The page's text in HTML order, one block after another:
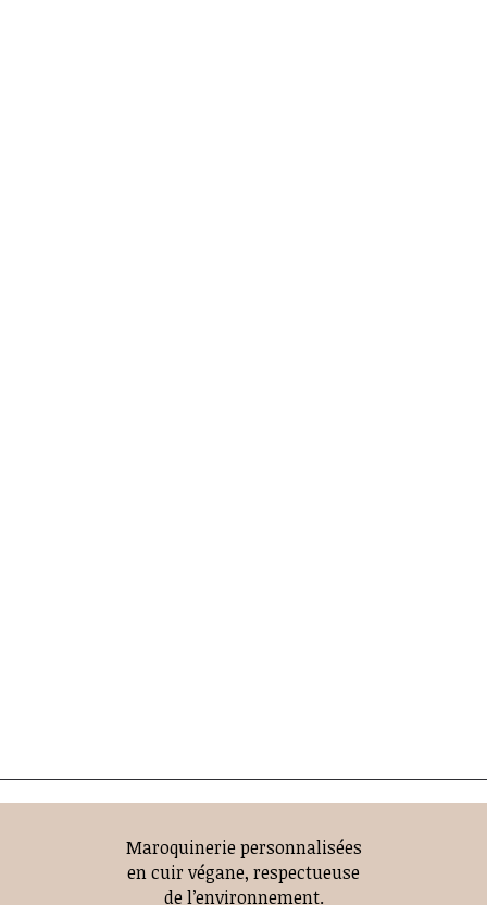
Maroquinerie personnalisées
en cuir végane, respectueuse
de l’environnement.